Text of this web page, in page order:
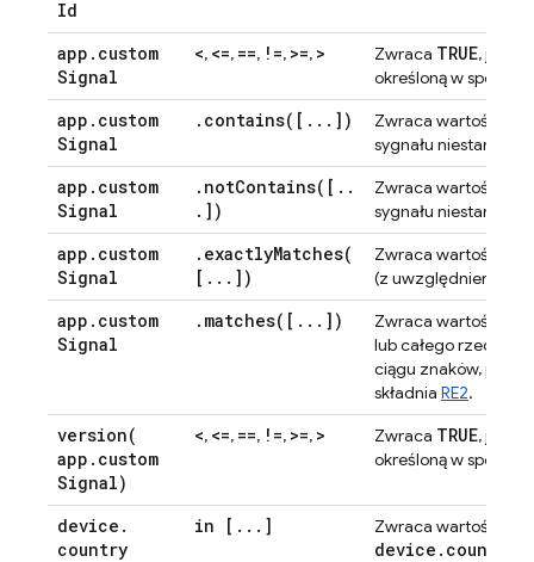
Id
app . custom
Signal
<, <=, ==, !=, >=, > Zwraca TRUE, jeśli
określoną w sposób
app . custom
Signal
. contains( [ . . . ]) Zwraca wartość
sygnału
app . custom
Signal
. notContains( [ . .
. ])
Zwraca wartość
sygnału
app . custom
Signal
. exactlyMatches(
[ . . . ])
Zwraca wartość
(z uwzględnieniem
app . custom
Signal
. matches( [ . . . ]) Zwraca wartość
lub całego
ciągu znaków, przed
składnia RE2.
version(
app . custom
Signal)
<, <=, ==, !=, >=, > Zwraca TRUE, jeśli
określoną w sposób
device .
country
in [ . . . ] Zwraca wartość